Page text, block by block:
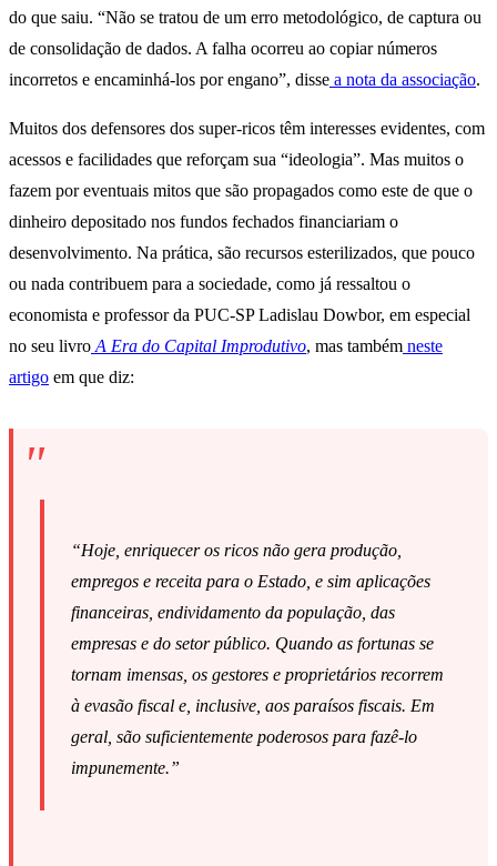
do que saiu. “Não se tratou de um erro metodológico, de captura ou
de consolidação de dados. A falha ocorreu ao copiar números
incorretos e encaminhá-los por engano”, disse a nota da associação.
Muitos dos defensores dos super-ricos têm interesses evidentes, com
acessos e facilidades que reforçam sua “ideologia”. Mas muitos o
fazem por eventuais mitos que são propagados como este de que o
dinheiro depositado nos fundos fechados financiariam o
desenvolvimento. Na prática, são recursos esterilizados, que pouco
ou nada contribuem para a sociedade, como já ressaltou o
economista e professor da PUC-SP Ladislau Dowbor, em especial
no seu livro A Era do Capital Improdutivo, mas também neste
artigo em que diz:
“Hoje, enriquecer os ricos não gera produção,
empregos e receita para o Estado, e sim aplicações
financeiras, endividamento da população, das
empresas e do setor público. Quando as fortunas se
tornam imensas, os gestores e proprietários recorrem
à evasão fiscal e, inclusive, aos paraísos fiscais. Em
geral, são suficientemente poderosos para fazê-­lo
impunemente.”